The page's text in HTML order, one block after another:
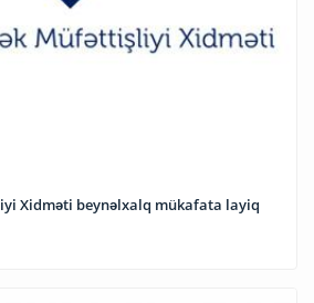
Xidməti beynəlxalq mükafata layiq